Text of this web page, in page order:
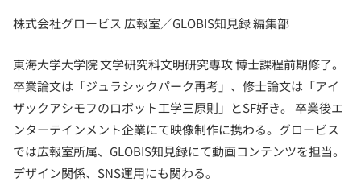
株式会社グロービス 広報室／GLOBIS知見録 編集部
東海大学大学院 文学研究科文明研究専攻 博士課程前期修了。
卒業論文は「ジュラシックパーク再考」、修士論文は「アイ
ザックアシモフのロボット工学三原則」とSF好き。 卒業後エ
ンターテインメント企業にて映像制作に携わる。グロービス
では広報室所属、GLOBIS知見録にて動画コンテンツを担当。
デザイン関係、SNS運用にも関わる。